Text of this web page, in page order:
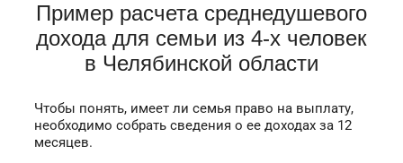
Пример расчета среднедушевого
дохода для семьи из 4-х человек
в Челябинской области
Чтобы понять, имеет ли семья право на выплату,
необходимо собрать сведения о ее доходах за 12
месяцев.